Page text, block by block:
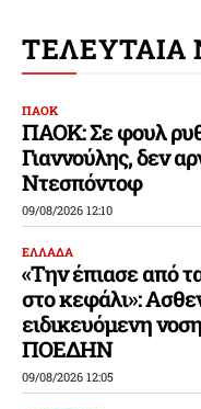
ΤΕΛΕΥΤΑΙΑ
ΠΑΟΚ
ΠΑΟΚ: Σε φουλ
Γιαννούλης, δεν
Ντεσπόντοφ
09/08/2026 12:10
ΕΛΛΑΔΑ
«Την έπιασε από
στο κεφάλι»:
ειδικευόμενη
ΠΟΕΔΗΝ
09/08/2026 12:05